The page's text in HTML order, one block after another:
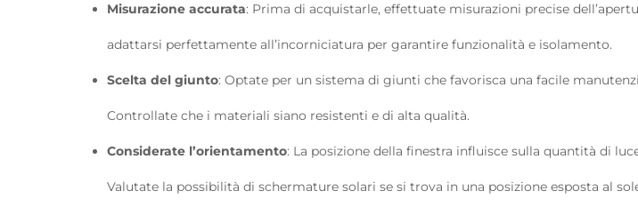
Misurazione accurata: Prima di acquistarle, effettuate misurazioni precise
adattarsi perfettamente all’incorniciatura per garantire funzionalità e isolamento.
Scelta del giunto: Optate per un sistema di giunti che favorisca una facile
Controllate che i materiali siano resistenti e di alta qualità.
Considerate l’orientamento: La posizione della finestra influisce sulla quantità di
Valutate la possibilità di schermature solari se si trova in una posizione esposta al